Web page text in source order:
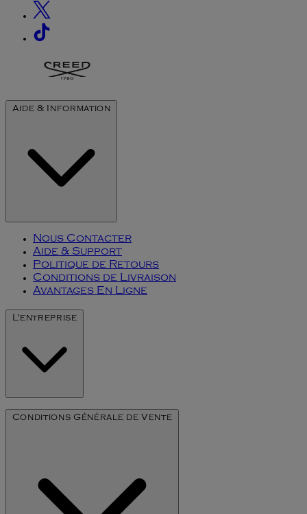
Aide & Information
Nous Contacter
Aide & Support
Politique de Retours
Conditions de Livraison
Avantages En Ligne
L'entreprise
Notre Histoire
Conditions Générale de Vente